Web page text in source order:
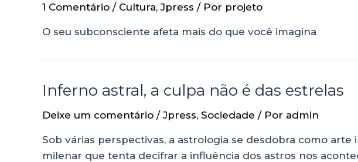
1 Comentário / Cultura,Jpress / Por projeto
O seu subconsciente afeta mais do que você imagina
Inferno astral, a culpa não é das estrelas
Deixe um comentário /Jpress, Sociedade / Por admin
Sob várias perspectivas, a astrologia se desdobra como
milenar que tenta decifrar a influência dos astros nos